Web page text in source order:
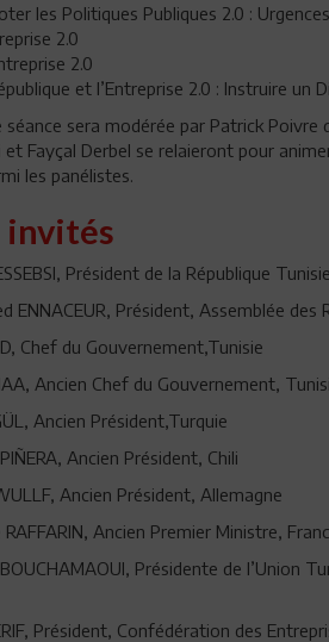
les Politiques Publiques 2.0 :
2.0
2.0
et l’Entreprise 2.0 : Instruire un
sera modérée par Patrick Poivre
Fayçal Derbel se relaieront pour
les panélistes.
invités
Président de la République
ENNACEUR, Président, Assemblée
Chef du Gouvernement,Tunisie
Ancien Chef du Gouvernement,
Ancien Président,Turquie
Ancien Président, Chili
Ancien Président, Allemagne
RAFFARIN, Ancien Premier Ministre,
Présidente de l’Union
Président, Confédération des